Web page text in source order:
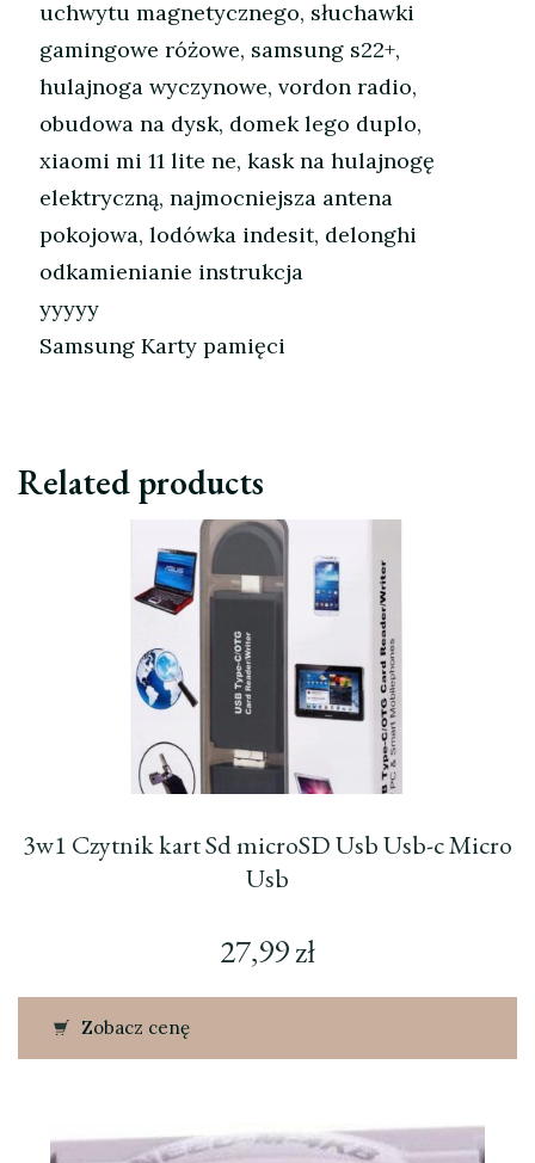
uchwytu magnetycznego, słuchawki
gamingowe różowe, samsung s22+,
hulajnoga wyczynowe, vordon radio,
obudowa na dysk, domek lego duplo,
xiaomi mi 11 lite ne, kask na hulajnogę
elektryczną, najmocniejsza antena
pokojowa, lodówka indesit, delonghi
odkamienianie instrukcja
yyyyy
Samsung Karty pamięci
Related products
3w1 Czytnik kart Sd microSD Usb Usb-c Micro
Usb
27,99zł
Zobacz cenę